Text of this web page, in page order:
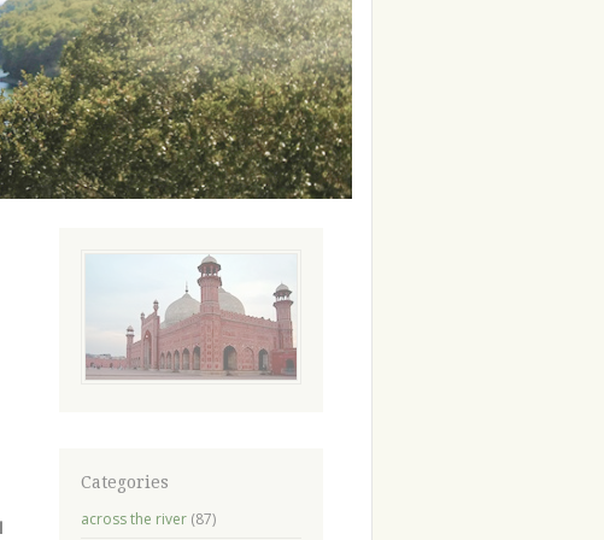
Categories
across the river(87)